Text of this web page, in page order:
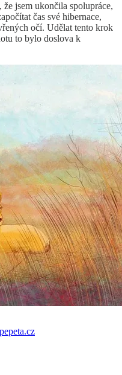
jsem ukončila spolupráce,
čas své hibernace,
očí. Udělat tento krok
to bylo doslova k
pepeta.cz